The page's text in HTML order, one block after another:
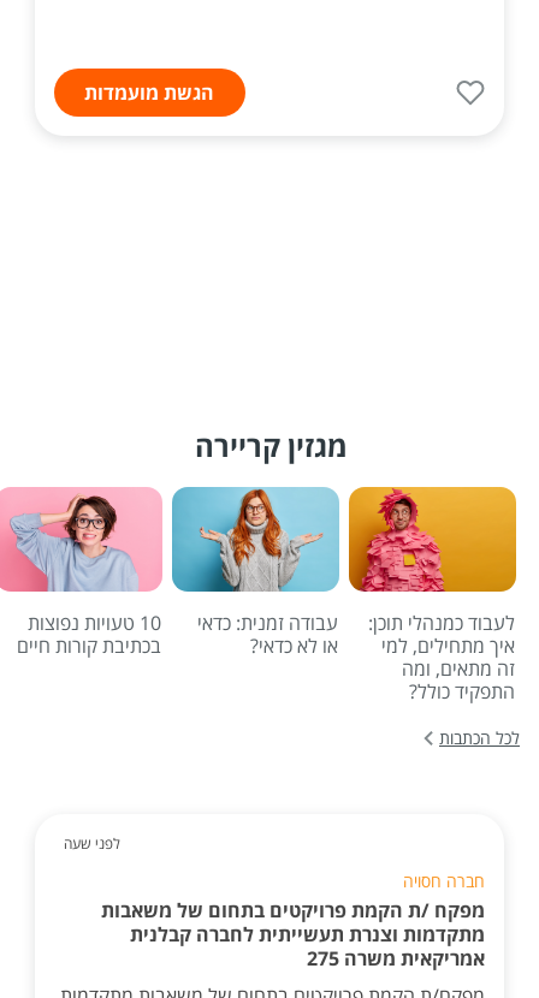
הגשת מועמדות
מגזין קריירה
לעבוד כמנהלי תוכן:
איך מתחילים, למי
זה מתאים, ומה
התפקיד כולל?
עבודה זמנית: כדאי
או לא כדאי?
10 טעויות נפוצות
בכתיבת קורות חיים
לכל הכתבות
לפני שעה
חברה חסויה
מפקח /ת הקמת פרויקטים בתחום של משאבות
מתקדמות וצנרת תעשייתית לחברה קבלנית
אמריקאית משרה 275